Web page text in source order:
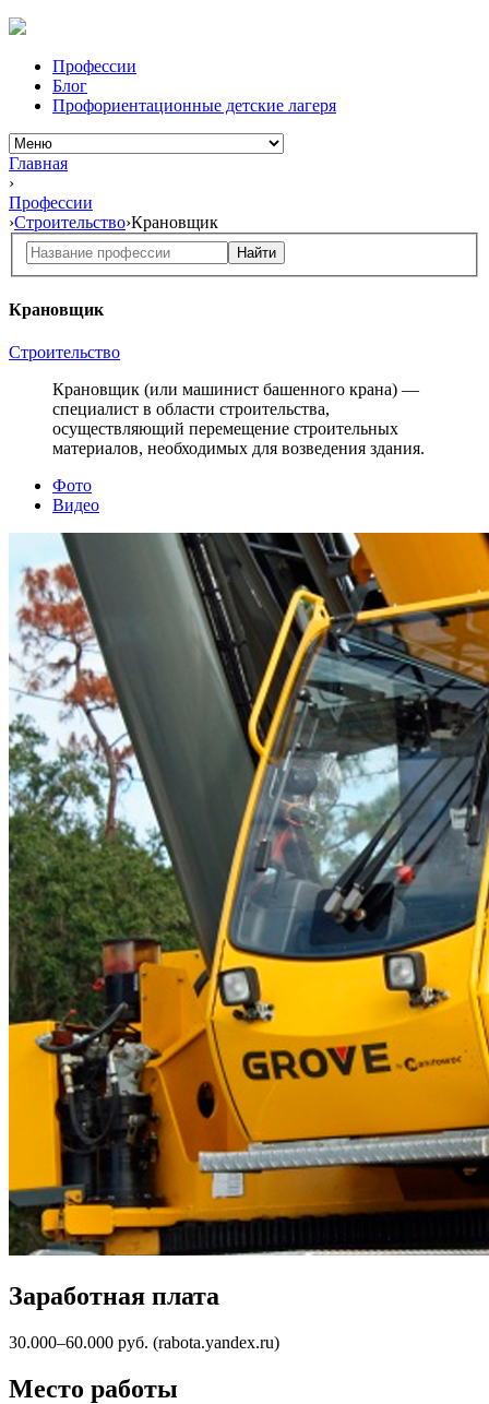
Профессии
Блог
Профориентационные детские лагеря
Главная
›
Профессии
›Строительство›Крановщик
Найти
Крановщик
Строительство
Крановщик (или машинист башенного крана) —
специалист в области строительства,
осуществляющий перемещение строительных
материалов, необходимых для возведения здания.
Фото
Видео
Заработная плата
30.000–60.000 руб. (rabota.yandex.ru)
Место работы